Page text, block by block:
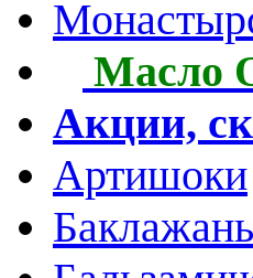
Масло
Акции,
Артишоки